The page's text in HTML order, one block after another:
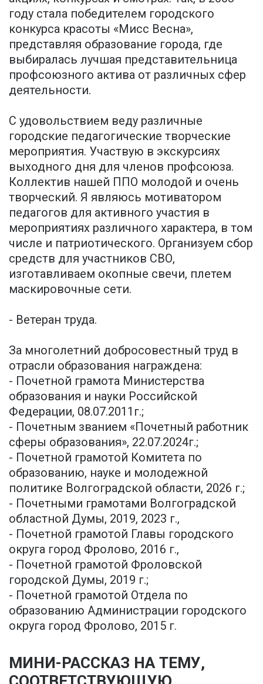
году стала победителем городского
конкурса красоты «Мисс Весна»,
представляя образование города, где
выбиралась лучшая представительница
профсоюзного актива от различных сфер
деятельности.
С удовольствием веду различные
городские педагогические творческие
мероприятия. Участвую в экскурсиях
выходного дня для членов профсоюза.
Коллектив нашей ППО молодой и очень
творческий. Я являюсь мотиватором
педагогов для активного участия в
мероприятиях различного характера, в том
числе и патриотического. Организуем сбор
средств для участников СВО,
изготавливаем окопные свечи, плетем
маскировочные сети.
- Ветеран труда.
За многолетний добросовестный труд в
отрасли образования награждена:
- Почетной грамота Министерства
образования и науки Российской
Федерации, 08.07.2011г.;
- Почетным званием «Почетный работник
сферы образования», 22.07.2024г.;
- Почетной грамотой Комитета по
образованию, науке и молодежной
политике Волгоградской области, 2026 г.;
- Почетными грамотами Волгоградской
областной Думы, 2019, 2023 г.,
- Почетной грамотой Главы городского
округа город Фролово, 2016 г.,
- Почетной грамотой Фроловской
городской Думы, 2019 г.;
- Почетной грамотой Отдела по
образованию Администрации городского
округа город Фролово, 2015 г.
МИНИ-РАССКАЗ НА ТЕМУ,